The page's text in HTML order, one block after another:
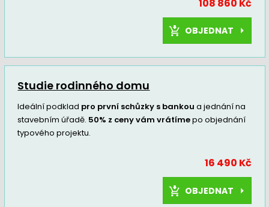
108 860 Kč
OBJEDNAT
Studie rodinného domu
Ideální podklad pro první schůzky s bankou a jednání na
stavebním úřadě. 50% z ceny vám vrátímepo objednání
typového projektu.
16 490 Kč
OBJEDNAT